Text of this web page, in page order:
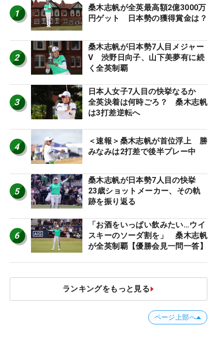
1
桑木志帆が全英最高額2億3000万
円ゲット 日本勢の獲得賞金は？
2
桑木志帆が日本勢7人目メジャー
V 渋野日向子、山下美夢有に続
く全英制覇
3
日本人女子7人目の快挙なるか
全英決着は何時ごろ？ 桑木志帆
は3打差逆転へ
4
＜速報＞桑木志帆が首位浮上 勝
みなみは2打差で後半プレー中
5
桑木志帆が日本勢7人目の快挙
23歳ショットメーカー、その軌
跡を振り返る
6
「お酒をいっぱい飲みたい…ウイ
スキーのソーダ割を」 桑木志帆
が全英制覇【優勝会見一問一答】
ランキングをもっと見る
ページ上部へ